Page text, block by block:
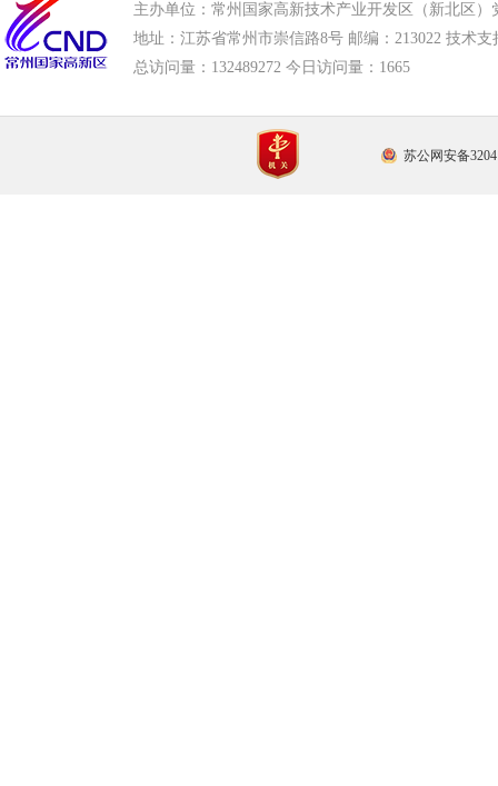
主办单位：常州国家高新技术产业开发区（新北区）
地址：江苏省常州市崇信路8号 邮编：213022 技术支
总访问量： 132489272 今日访问量： 1665
苏公网安备